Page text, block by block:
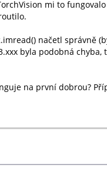
mi to
načetl správně
byla podobná
na první dobrou?